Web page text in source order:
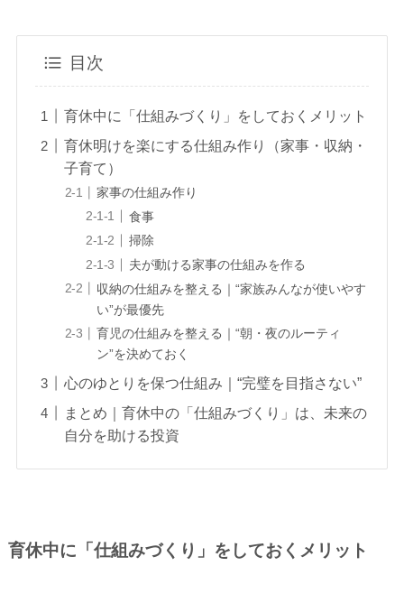
目次
育休中に「仕組みづくり」をしておくメリット
育休明けを楽にする仕組み作り（家事・収納・
子育て）
家事の仕組み作り
食事
掃除
夫が動ける家事の仕組みを作る
収納の仕組みを整える｜“家族みんなが使いやす
い”が最優先
育児の仕組みを整える｜“朝・夜のルーティ
ン”を決めておく
心のゆとりを保つ仕組み｜“完璧を目指さない”
まとめ｜育休中の「仕組みづくり」は、未来の
自分を助ける投資
育休中に「仕組みづくり」をしておくメリット